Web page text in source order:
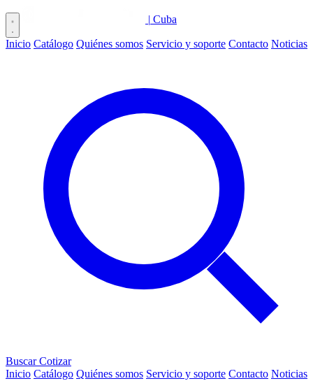
| Cuba
Inicio Catálogo Quiénes somos Servicio y soporte Contacto Noticias
BuscarCotizar
Inicio Catálogo Quiénes somos Servicio y soporte Contacto Noticias